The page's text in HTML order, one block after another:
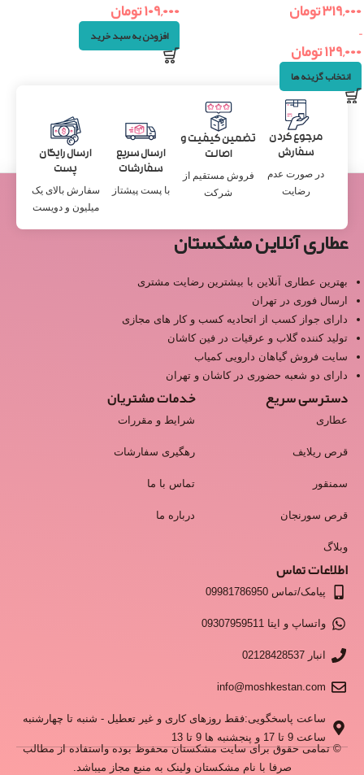
۳۱۹,۰۰۰تومان
–
۱۲۹,۰۰۰تومان
انتخاب گزینه ها
۱۰۹,۰۰۰تومان
افزودن به سبد خرید
مرجوع کردن
سفارش
در صورت عدم
رضایت
تضمین کیفیت و
اصالت
فروش مستقیم از
شرکت
ارسال سریع
سفارشات
با پست پیشتاز
ارسال رایگان
پست
سفارش بالای یک
میلیون و دویست
عطاری آنلاین مشکستان
بهترین عطاری آنلاین با بیشترین رضایت مشتری
ارسال فوری در تهران
دارای جواز کسب از اتحادیه کسب و کار های مجازی
تولید کننده گلاب و عرقیات در فین کاشان
سایت فروش گیاهان دارویی کمیاب
دارای دو شعبه حضوری در کاشان و تهران
دسترسی سریع
عطاری
قرص ریلایف
سمنقور
قرص سورنجان
وبلاگ
خدمات مشتریان
شرایط و مقررات
رهگیری سفارشات
تماس با ما
درباره ما
اطلاعات تماس
پیامک/تماس 09981786950
واتساپ و ایتا 09307959511
انبار 02128428537
info@moshkestan.com
ساعت پاسخگویی:فقط روزهای کاری و غیر تعطیل - شنبه تا چهارشنبه
ساعت 9 تا 17 و پنجشنبه ها 9 تا 13
© تمامی حقوق برای سایت مشکستان محفوظ بوده واستفاده از مطالب
صرفا با نام مشکستان ولینک به منبع مجاز میباشد.